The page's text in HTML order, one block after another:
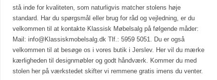
stå inde for kvaliteten, som naturligvis matcher stolens høje
standard. Har du spørgsmål eller brug for råd og vejledning, er du
velkommen til at kontakte Klassisk Møbelsalg på følgende måder:
Mail: info@Klassiskmobelsalg.dk Tlf.: 5959 5051. Du er også
velkommen til at besøge os i vores butik i Jerslev. Her vil du mærke
kærligheden til designmøbler og godt håndværk. Kommer du med
stolen her på værkstedet skifter vi remmene gratis imens du venter.